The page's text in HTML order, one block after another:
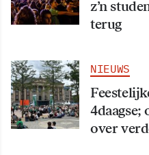
z’n
terug
NIEUWS
over